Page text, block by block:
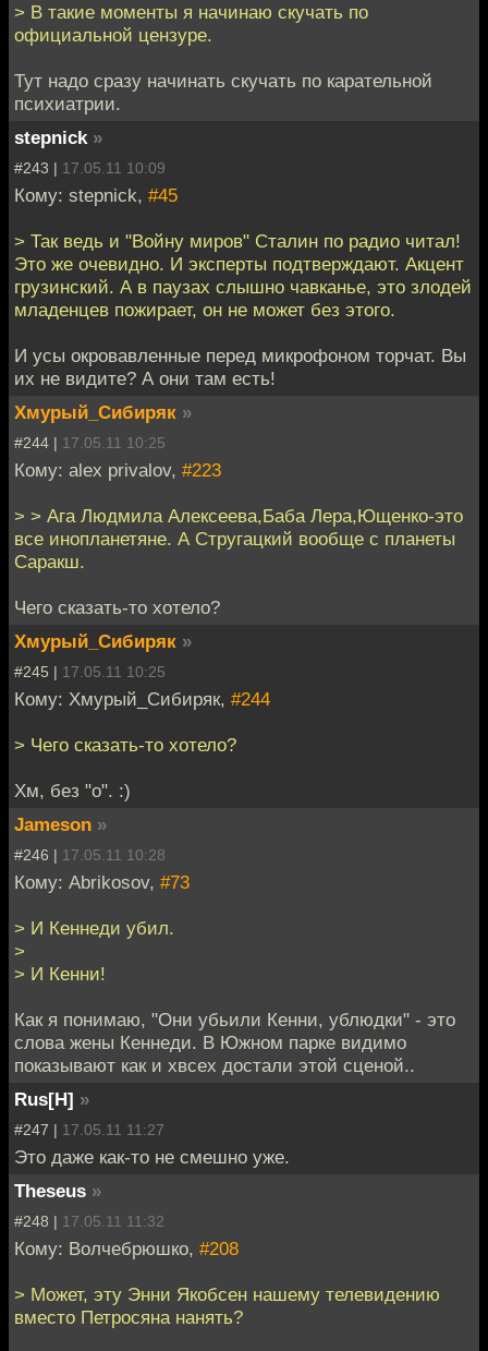
> В такие моменты я начинаю скучать по
официальной цензуре.
Тут надо сразу начинать скучать по карательной
психиатрии.
stepnick »
#243 | 17.05.11 10:09
Кому: stepnick, #45
> Так ведь и "Войну миров" Сталин по радио читал!
Это же очевидно. И эксперты подтверждают. Акцент
грузинский. А в паузах слышно чавканье, это злодей
младенцев пожирает, он не может без этого.
И усы окровавленные перед микрофоном торчат. Вы
их не видите? А они там есть!
Хмурый_Сибиряк »
#244 | 17.05.11 10:25
Кому: alex privalov, #223
> > Ага Людмила Алексеева,Баба Лера,Ющенко-это
все инопланетяне. А Стругацкий вообще с планеты
Саракш.
Чего сказать-то хотело?
Хмурый_Сибиряк »
#245 | 17.05.11 10:25
Кому: Хмурый_Сибиряк, #244
> Чего сказать-то хотело?
Хм, без "о". :)
Jameson »
#246 | 17.05.11 10:28
Кому: Abrikosov, #73
> И Кеннеди убил.
>
> И Кенни!
Как я понимаю, "Они убьили Кенни, ублюдки" - это
слова жены Кеннеди. В Южном парке видимо
показывают как и хвсех достали этой сценой..
Rus[H] »
#247 | 17.05.11 11:27
Это даже как-то не смешно уже.
Theseus »
#248 | 17.05.11 11:32
Кому: Волчебрюшко, #208
> Может, эту Энни Якобсен нашему телевидению
вместо Петросяна нанять?